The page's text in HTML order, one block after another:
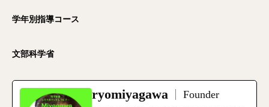
学年別指導コース
文部科学省
ryomiyagawa
Founder